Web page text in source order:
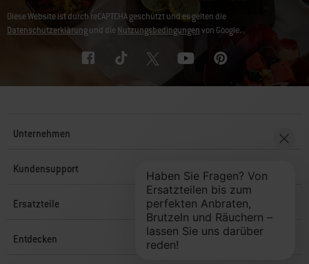
Diese Website ist durch reCAPTCHA geschützt und es gelten die
Datenschutzerklärungund dieNutzungsbedingungenvon Google.
Unternehmen
Kundensupport
Ersatzteile
Entdecken